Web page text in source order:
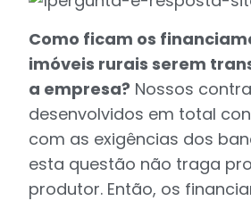
Como ficam os
imóveis rurais serem
a empresa? Nossos
desenvolvidos em total
com as exigências dos
esta questão não traga
produtor. Então, os